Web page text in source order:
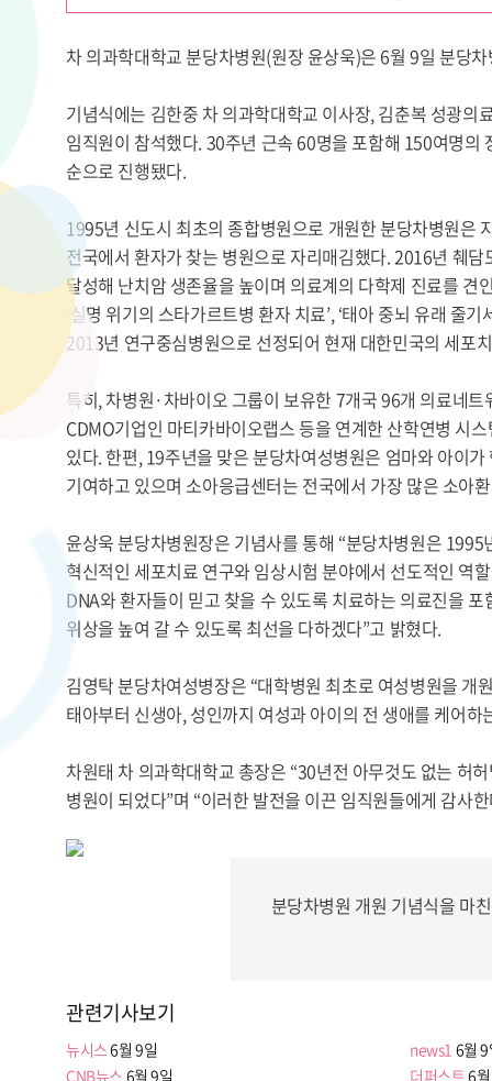
차 의과학대학교 분당차병원(원장 윤상욱)은 6월 9일 분당
기념식에는 김한중 차 의과학대학교 이사장, 김춘복 성광
임직원이 참석했다. 30주년 근속 60명을 포함해 150여명
순으로 진행됐다.
1995년 신도시 최초의 종합병원으로 개원한 분당차병원은
전국에서 환자가 찾는 병원으로 자리매김했다. 2016년 췌
달성해 난치암 생존율을 높이며 의료계의 다학제 진료를 견
‘실명 위기의 스타가르트병 환자 치료’, ‘태아 중뇌 유래 줄
2013년 연구중심병원으로 선정되어 현재 대한민국의 세포
특히, 차병원·차바이오 그룹이 보유한 7개국 96개 의료네
CDMO기업인 마티카바이오랩스 등을 연계한 산학연병 시
있다. 한편, 19주년을 맞은 분당차여성병원은 엄마와 아이
기여하고 있으며 소아응급센터는 전국에서 가장 많은 소아
윤상욱 분당차병원장은 기념사를 통해 “분당차병원은
혁신적인 세포치료 연구와 임상시험 분야에서 선도적인 역
DNA와 환자들이 믿고 찾을 수 있도록 치료하는 의료진을
위상을 높여 갈 수 있도록 최선을 다하겠다”고 밝혔다.
김영탁 분당차여성병장은 “대학병원 최초로 여성병원을 개
태아부터 신생아, 성인까지 여성과 아이의 전 생애를 케어
차원태 차 의과학대학교 총장은 “30년전 아무것도 없는 허
병원이 되었다”며 “이러한 발전을 이끈 임직원들에게 감사
분당차병원 개원 기념식을 마
관련기사보기
뉴시스6월 9일 news1 6월
CNB뉴스 6월 9일 더퍼스트6